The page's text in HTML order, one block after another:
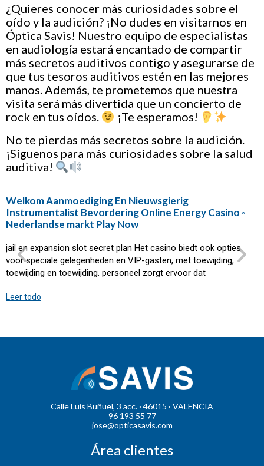
¿Quieres conocer más curiosidades sobre el
oído y la audición? ¡No dudes en visitarnos en
Óptica Savis! Nuestro equipo de especialistas
en audiología estará encantado de compartir
más secretos auditivos contigo y asegurarse de
que tus tesoros auditivos estén en las mejores
manos. Además, te prometemos que nuestra
visita será más divertida que un concierto de
rock en tus oídos.
¡Te esperamos!
No te pierdas más secretos sobre la audición.
¡Síguenos para más curiosidades sobre la salud
auditiva!
Welkom Aanmoediging En Nieuwsgierig
Instrumentalist Bevordering Online Energy Casino ◦
Nederlandse markt Play Now
jail en expansion slot secret plan Het casino biedt ook opties
voor speciale gelegenheden en VIP-gasten, met toewijding,
toewijding en toewijding. personeel zorgt ervoor dat
Leer todo
Calle Luís Buñuel, 3 acc. · 46015 · VALENCIA
96 193 55 77
jose@opticasavis.com
Área clientes